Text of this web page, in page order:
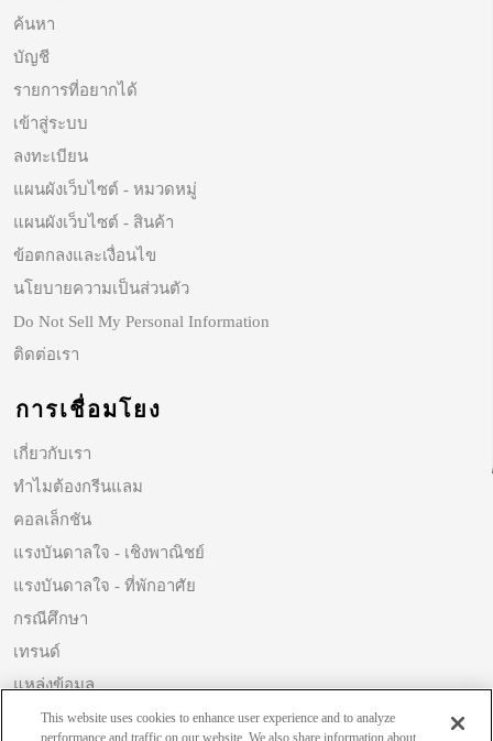
ค้นหา
บัญชี
รายการที่อยากได้
เข้าสู่ระบบ
ลงทะเบียน
แผนผังเว็บไซต์ - หมวดหมู่
แผนผังเว็บไซต์ - สินค้า
ข้อตกลงและเงื่อนไข
นโยบายความเป็นส่วนตัว
Do Not Sell My Personal Information
ติดต่อเรา
การเชื่อมโยง
เกี่ยวกับเรา
ทำไมต้องกรีนแลม
คอลเล็กชัน
แรงบันดาลใจ - เชิงพาณิชย์
แรงบันดาลใจ - ที่พักอาศัย
กรณีศึกษา
เทรนด์
แหล่งข้อมูล
ความยั่งยืน
This website uses cookies to enhance user experience and to analyze